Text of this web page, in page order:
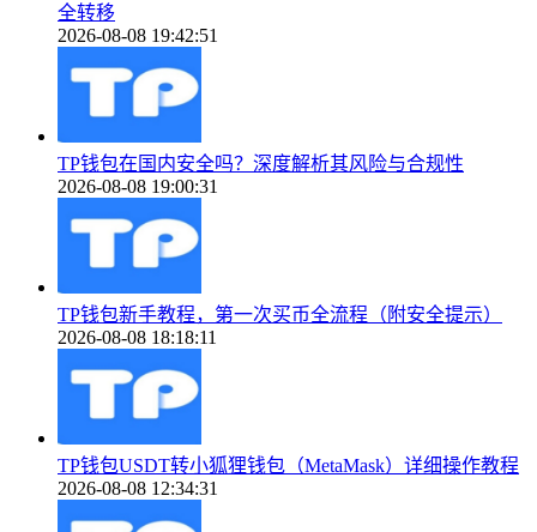
全转移
2026-08-08 19:42:51
TP钱包在国内安全吗？深度解析其风险与合规性
2026-08-08 19:00:31
TP钱包新手教程，第一次买币全流程（附安全提示）
2026-08-08 18:18:11
TP钱包USDT转小狐狸钱包（MetaMask）详细操作教程
2026-08-08 12:34:31